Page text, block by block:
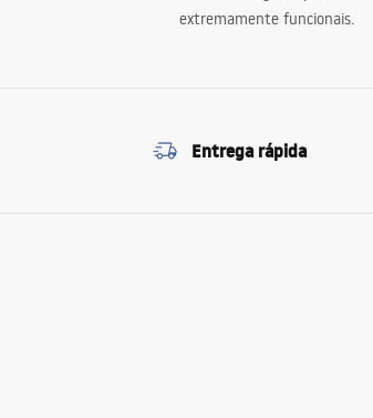
extremamente funcionais.
Entrega rápida